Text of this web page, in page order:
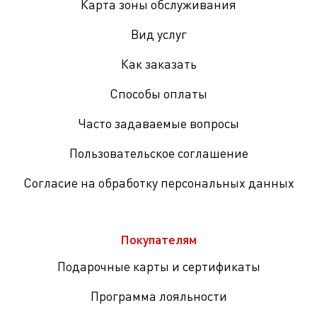
Карта зоны обслуживания
Вид услуг
Как заказать
Способы оплаты
Часто задаваемые вопросы
Пользовательское соглашение
Согласие на обработку персональных данных
Покупателям
Подарочные карты и сертификаты
Программа лояльности